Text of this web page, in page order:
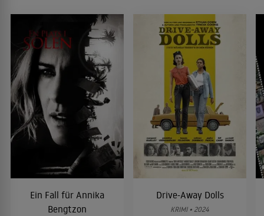
Ein Fall für Annika
Bengtzon
Drive-Away Dolls
KRIMI • 2024